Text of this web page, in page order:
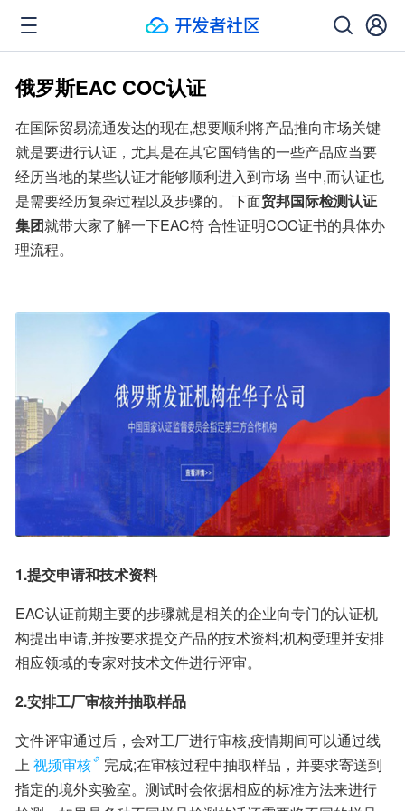
俄罗斯EAC COC认证
在国际贸易流通发达的现在,想要顺利将产品推向市场关键
就是要进行认证，尤其是在其它国销售的一些产品应当要
经历当地的某些认证才能够顺利进入到市场 当中,而认证也
是需要经历复杂过程以及步骤的。下面贸邦国际检测认证
集团就带大家了解一下EAC符 合性证明COC证书的具体办
理流程。
1.提交申请和技术资料
EAC认证前期主要的步骤就是相关的企业向专门的认证机
构提出申请,并按要求提交产品的技术资料;机构受理并安排
相应领域的专家对技术文件进行评审。
2.安排工厂审核并抽取样品
文件评审通过后，会对工厂进行审核,疫情期间可以通过线
上 视频审核
完成;在审核过程中抽取样品，并要求寄送到
指定的境外实验室。测试时会依据相应的标准方法来进行